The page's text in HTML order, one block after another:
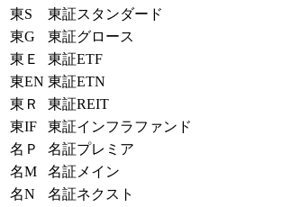
東S
東証スタンダード
東G
東証グロース
東Ｅ
東証ETF
東EN 東証ETN
東Ｒ
東証REIT
東IF
東証インフラファンド
名Ｐ
名証プレミア
名M
名証メイン
名N
名証ネクスト